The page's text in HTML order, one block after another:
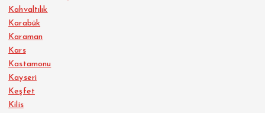
Kahvaltılık
Karabük
Karaman
Kars
Kastamonu
Kayseri
Keşfet
Kilis